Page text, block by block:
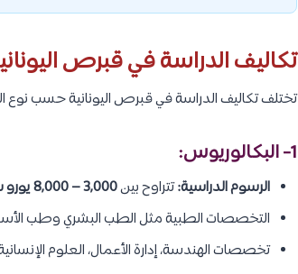
تكاليف الدراسة في قبرص
تختلف تكاليف الدراسة في قبرص اليونانية حسب
1- البكالوريوس:
الرسوم الدراسية:تتراوح بين3,000 – 8,000 يورو سنوياً
التخصصات الطبية مثل الطب البشري وطب
تخصصات الهندسة، إدارة الأعمال، العلوم الإنسانية